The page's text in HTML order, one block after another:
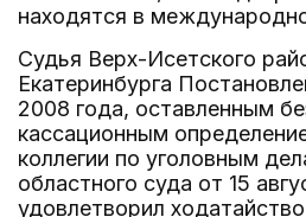
находятся в
Судья Верх-Исетского
Екатеринбурга
2008 года, оставленным
кассационным
коллегии по уголовным
областного суда от 15
удовлетворил